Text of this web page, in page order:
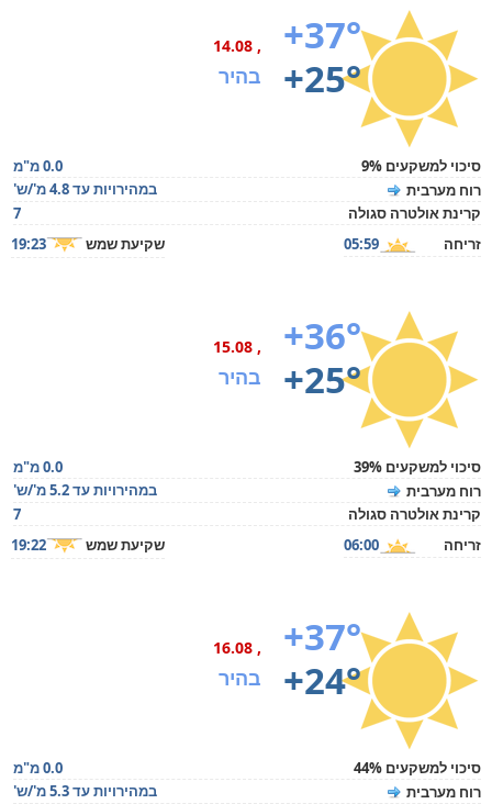
+37°
+25°
, 14.08
בהיר
סיכוי למשקעים 9%
0.0 מ"מ
רוח מערבית
במהירויות עד 4.8 מ'/ש'
קרינת אולטרה סגולה
7
זריחה
05:59 שקיעת שמש 19:23
+36°
+25°
, 15.08
בהיר
סיכוי למשקעים 39%
0.0 מ"מ
רוח מערבית
במהירויות עד 5.2 מ'/ש'
קרינת אולטרה סגולה
7
זריחה
06:00 שקיעת שמש 19:22
+37°
+24°
, 16.08
בהיר
סיכוי למשקעים 44%
0.0 מ"מ
רוח מערבית
במהירויות עד 5.3 מ'/ש'